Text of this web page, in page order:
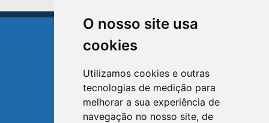
O nosso site usa
cookies
Utilizamos cookies e outras
tecnologias de medição para
melhorar a sua experiência de
navegação no nosso site, de
TRIUNFO
RIO GRANDE DO SUL